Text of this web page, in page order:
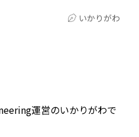
いかりがわ
運営のいかりがわで